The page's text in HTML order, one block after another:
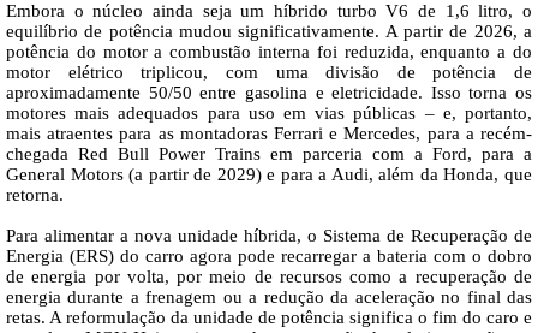
Embora o núcleo ainda seja um híbrido turbo V6 de 1,6 litro, o
equilíbrio de potência mudou significativamente. A partir de 2026, a
potência do motor a combustão interna foi reduzida, enquanto a do
motor elétrico triplicou, com uma divisão de potência de
aproximadamente 50/50 entre gasolina e eletricidade. Isso torna os
motores mais adequados para uso em vias públicas – e, portanto,
mais atraentes para as montadoras Ferrari e Mercedes, para a recém-
chegada Red Bull Power Trains em parceria com a Ford, para a
General Motors (a partir de 2029) e para a Audi, além da Honda, que
retorna.
Para alimentar a nova unidade híbrida, o Sistema de Recuperação de
Energia (ERS) do carro agora pode recarregar a bateria com o dobro
de energia por volta, por meio de recursos como a recuperação de
energia durante a frenagem ou a redução da aceleração no final das
retas. A reformulação da unidade de potência significa o fim do caro e